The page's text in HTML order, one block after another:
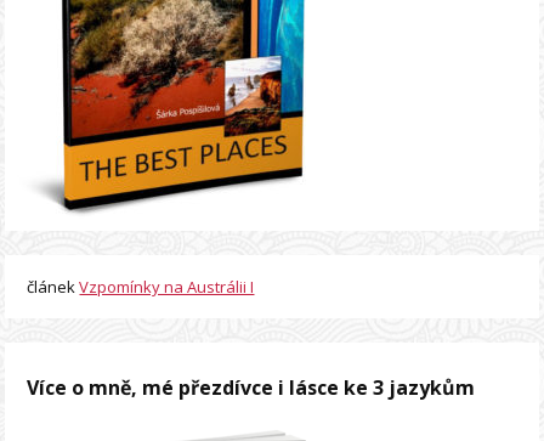
článekVzpomínky na Austrálii I
Více o mně, mé přezdívce i lásce ke 3 jazykům